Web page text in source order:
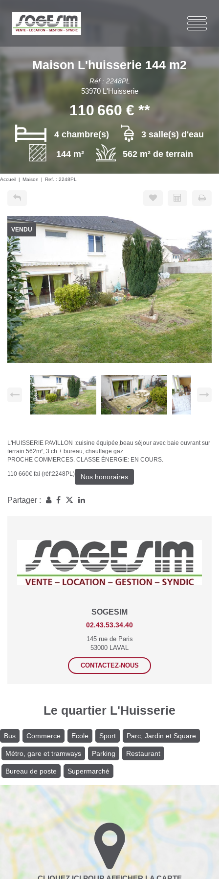
Maison L'huisserie 144 m2
Réf : 2248PL
53970 L'Huisserie
110 660 € **
4 chambre(s)
3 salle(s) d'eau
144 m²
562 m² de terrain
Accueil Maison Ref. : 2248PL
VENDU
L'HUISSERIE PAVILLON :cuisine équipée,beau séjour avec baie ouvrant sur
terrain 562m², 3 ch + bureau, chauffage gaz.
PROCHE COMMERCES. CLASSE ÉNERGIE: EN COURS.
110 660€ fai (réf:2248PL) Nos honoraires
Partager :
SOGESIM
02.43.53.34.40
145 rue de Paris
53000 LAVAL
CONTACTEZ-NOUS
Le quartier L'Huisserie
Bus Commerce Ecole Sport Parc, Jardin et Square
Métro, gare et tramways Parking Restaurant
Bureau de poste Supermarché